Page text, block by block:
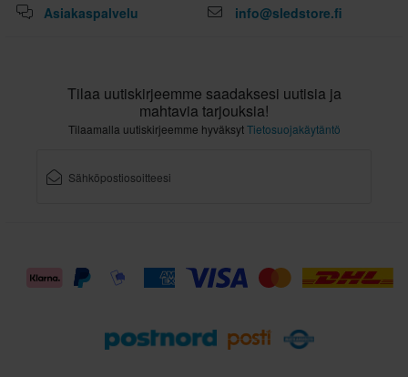
Asiakaspalvelu info@sledstore.fi
Tilaa uutiskirjeemme saadaksesi uutisia ja
mahtavia tarjouksia!
Tilaamalla uutiskirjeemme hyväksytTietosuojakäytäntö